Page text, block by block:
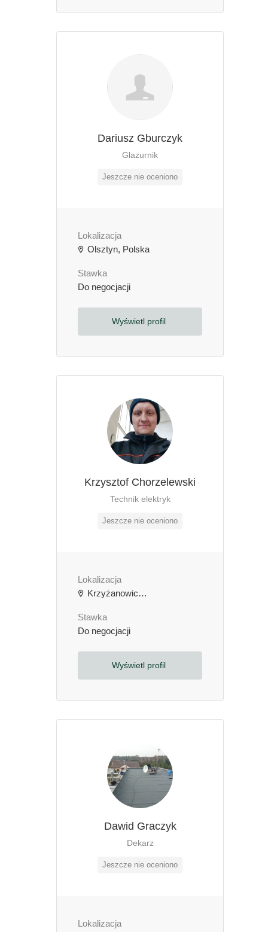
Dariusz Gburczyk
Glazurnik
Jeszcze nie oceniono
Lokalizacja
Olsztyn, Polska
Stawka
Do negocjacji
Wyświetl profil
Krzysztof Chorzelewski
Technik elektryk
Jeszcze nie oceniono
Lokalizacja
Krzyżanowice, Polska
Stawka
Do negocjacji
Wyświetl profil
Dawid Graczyk
Dekarz
Jeszcze nie oceniono
Lokalizacja